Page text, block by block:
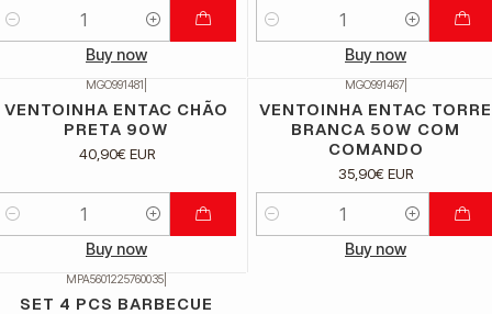
Buy now
Quantidade
Buy now
MGO991481
VENTOINHA ENTAC CHÃO
PRETA 90W
40,90€ EUR
Buy now
MGO991467|
VENTOINHA ENTAC TORRE
BRANCA 50W COM
COMANDO
35,90€ EUR
Quantidade
Buy now
MPA5601225760035
SET 4 PCS BARBECUE